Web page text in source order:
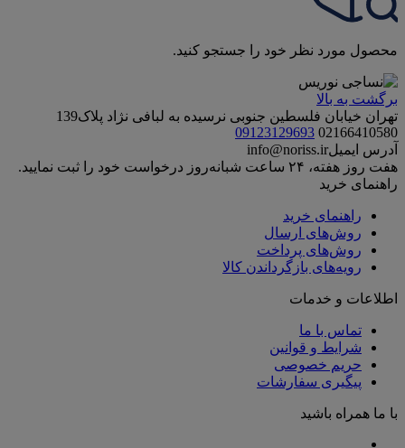
محصول مورد نظر خود را جستجو کنید.
برگشت به بالا
تهران خیابان فلسطین جنوبی نرسیده به لبافی نژاد پلاک139
02166410580
09123129693
آدرس ایمیلinfo@noriss.ir
هفت روز هفته، ۲۴ ساعت شبانه‌روز درخواست خود را ثبت نمایید.
راهنمای خرید
راهنمای خرید
روش‌های ارسال
روش‌های پرداخت
رویه‌های بازگرداندن کالا
اطلاعات و خدمات
تماس با ما
شرایط و قوانین
حریم خصوصی
پیگیری سفارشات
با ما همراه باشید